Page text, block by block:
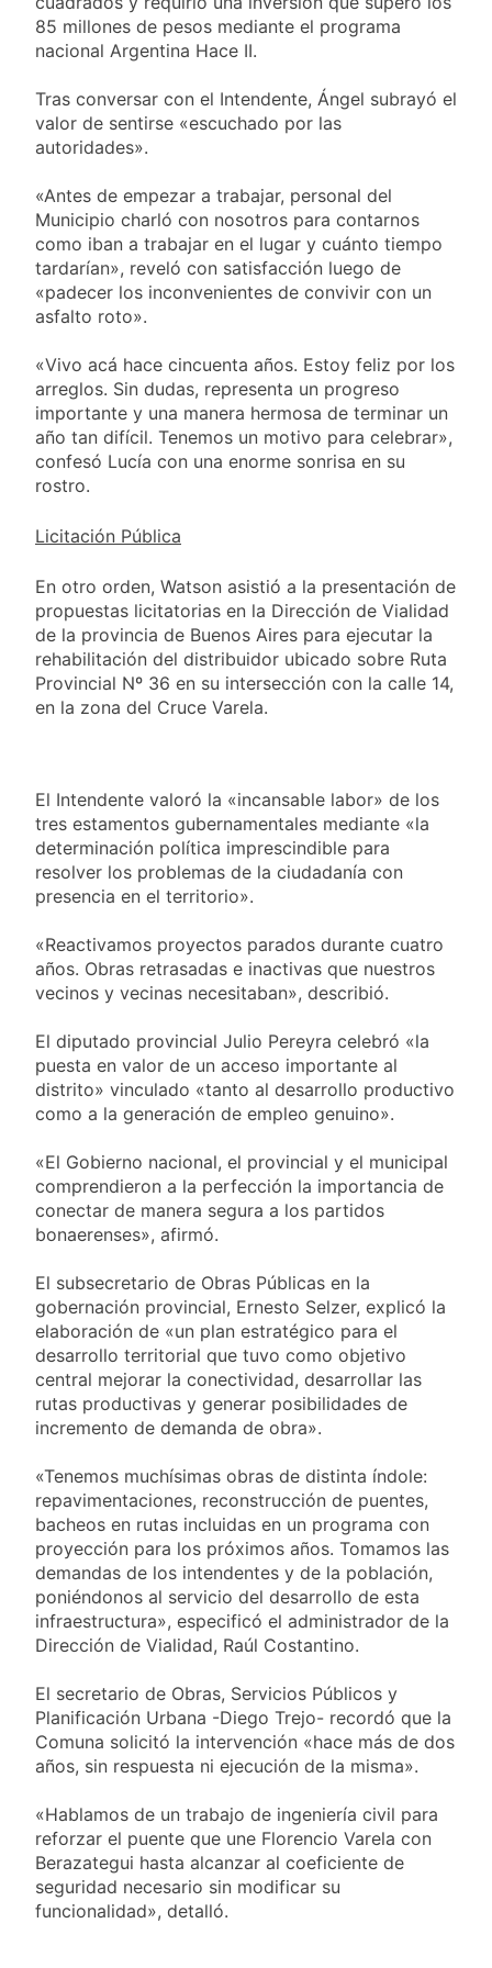
85 millones de pesos mediante el programa
nacional Argentina Hace II.
Tras conversar con el Intendente, Ángel subrayó el
valor de sentirse «escuchado por las
autoridades».
«Antes de empezar a trabajar, personal del
Municipio charló con nosotros para contarnos
como iban a trabajar en el lugar y cuánto tiempo
tardarían», reveló con satisfacción luego de
«padecer los inconvenientes de convivir con un
asfalto roto».
«Vivo acá hace cincuenta años. Estoy feliz por los
arreglos. Sin dudas, representa un progreso
importante y una manera hermosa de terminar un
año tan difícil. Tenemos un motivo para celebrar»,
confesó Lucía con una enorme sonrisa en su
rostro.
Licitación Pública
En otro orden, Watson asistió a la presentación de
propuestas licitatorias en la Dirección de Vialidad
de la provincia de Buenos Aires para ejecutar la
rehabilitación del distribuidor ubicado sobre Ruta
Provincial Nº 36 en su intersección con la calle 14,
en la zona del Cruce Varela.
El Intendente valoró la «incansable labor» de los
tres estamentos gubernamentales mediante «la
determinación política imprescindible para
resolver los problemas de la ciudadanía con
presencia en el territorio».
«Reactivamos proyectos parados durante cuatro
años. Obras retrasadas e inactivas que nuestros
vecinos y vecinas necesitaban», describió.
El diputado provincial Julio Pereyra celebró «la
puesta en valor de un acceso importante al
distrito» vinculado «tanto al desarrollo productivo
como a la generación de empleo genuino».
«El Gobierno nacional, el provincial y el municipal
comprendieron a la perfección la importancia de
conectar de manera segura a los partidos
bonaerenses», afirmó.
El subsecretario de Obras Públicas en la
gobernación provincial, Ernesto Selzer, explicó la
elaboración de «un plan estratégico para el
desarrollo territorial que tuvo como objetivo
central mejorar la conectividad, desarrollar las
rutas productivas y generar posibilidades de
incremento de demanda de obra».
«Tenemos muchísimas obras de distinta índole:
repavimentaciones, reconstrucción de puentes,
bacheos en rutas incluidas en un programa con
proyección para los próximos años. Tomamos las
demandas de los intendentes y de la población,
poniéndonos al servicio del desarrollo de esta
infraestructura», especificó el administrador de la
Dirección de Vialidad, Raúl Costantino.
El secretario de Obras, Servicios Públicos y
Planificación Urbana -Diego Trejo- recordó que la
Comuna solicitó la intervención «hace más de dos
años, sin respuesta ni ejecución de la misma».
«Hablamos de un trabajo de ingeniería civil para
reforzar el puente que une Florencio Varela con
Berazategui hasta alcanzar al coeficiente de
seguridad necesario sin modificar su
funcionalidad», detalló.